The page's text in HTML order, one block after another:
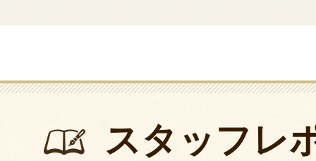
スタッフレ